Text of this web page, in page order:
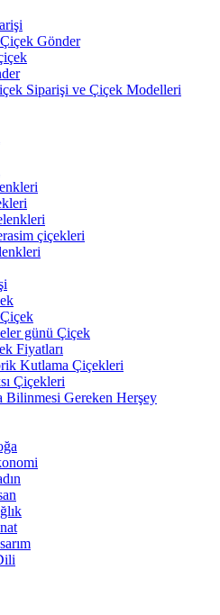
Gönder
Siparişi ve Çiçek Modelleri
çiçekleri
günü Çiçek
Fiyatları
Kutlama Çiçekleri
Çiçekleri
Bilinmesi Gereken Herşey